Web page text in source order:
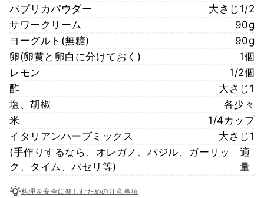
パプリカパウダー
大さじ1/2
サワークリーム
90g
ヨーグルト(無糖)
90g
卵(卵黄と卵白に分けておく)
1個
レモン
1/2個
酢
大さじ1
塩、胡椒
各少々
米
1/4カップ
イタリアンハーブミックス
大さじ1
(手作りするなら、オレガノ、バジル、ガーリッ
ク、タイム、パセリ等)
適
量
料理を安全に楽しむための注意事項